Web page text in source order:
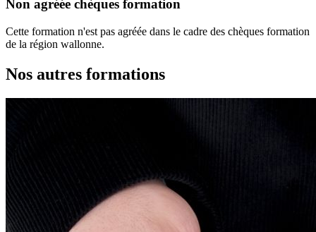
Non agréée chèques formation
Cette formation n'est pas agréée dans le cadre des chèques formation
de la région wallonne.
Nos autres formations